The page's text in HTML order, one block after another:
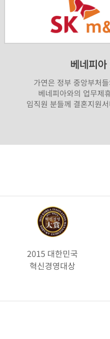
베네피
가연은 정부 중앙부처
베네피아와의 업무제
임직원 분들께 결혼지원
2015 대한민국
혁신경영대상